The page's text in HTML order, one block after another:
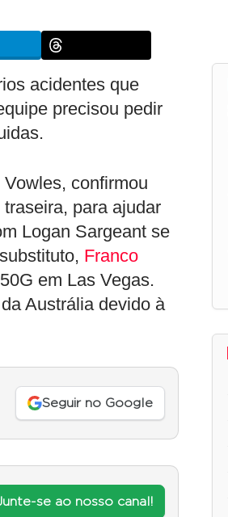
acidentes que
precisou pedir
confirmou
para ajudar
Logan Sargeant se
Franco
em Las Vegas.
Austrália devido à
Seguir no Google
se ao nosso canal!